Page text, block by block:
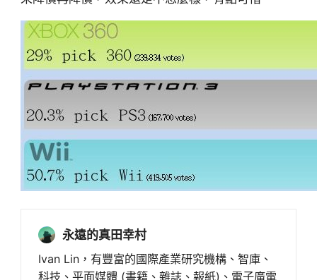
永遠的真田幸村
Ivan Lin，有豐富的國際產業研究機構、智庫、
科技、平面媒體 (書籍、雜誌、報紙)、電子廣電